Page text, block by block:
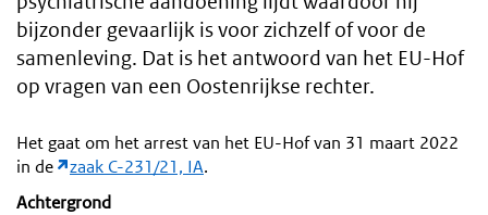
bijzonder gevaarlijk is voor zichzelf of voor de
samenleving. Dat is het antwoord van het EU-Hof
op vragen van een Oostenrijkse rechter.
Het gaat om het arrest van het EU-Hof van 31 maart 2022
in de
zaak C-231/21, IA.
Achtergrond